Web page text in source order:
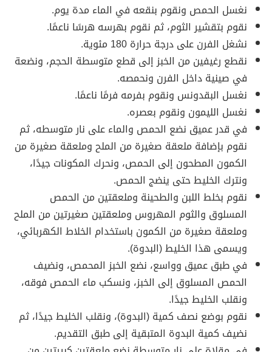
نغسل الحمص ونقوم بنقعه في الماء مدة يوم.
نقوم بتقشير الثوم، ثم نقوم بهرسه هرسًا ناعمًا.
نشغل الفرن على درجة حرارة 180 مئوية.
نقطع رغيفين من الخبز إلى قطع متوسطة الحجم، ونضعة
في صينية داخل الفرن ونحمصه.
نغسل البقدونس ونقوم بفرمه فرمًا ناعمًا.
نغسل الليمون ونقوم بعصره.
في قدر عميق نضع الحمص والماء على نار متوسطه، ثم
نقوم بإضافة ملعقة صغيرة من الملح وملعقة صغيرة من
الكمون المطحون إلى الحمص، ونحرك المكونات جيدًا،
ونترك الخليط حتى ينضج الحمص.
نقوم بخلط اللبن والطحينة وملعقتين من الحمص
المسلوق والثوم المهروس وملعقتين صغيرتين من الملح
وملعقة صغيرة من الكمون باستخدام الخلاط الكهربائي،
ويسمى هذا الخليط (البدوة).
في طبق عميق وواسع، نضع الخبز المحمص، ونضيف
الحمص المسلوق إلى الخبز، ونسكب ماء الحمص فوقه،
ونقلب الخليط جيدًا.
نقوم بوضع نصف كمية (البدوة)، ونقلب الخليط جيدًا، ثم
نضيف كمية البدوة المتبقية إلى طبق التقديم.